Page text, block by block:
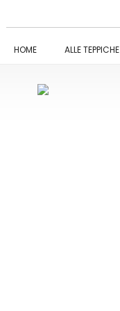
HOME ALLE TEPPICHE